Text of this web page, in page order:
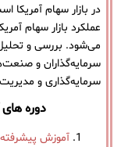
در بازار سهام
عملکرد بازار سهام
می‌شود. بررسی و
سرمایه‌گذاران و
سرمایه‌گذاری و
دوره
آموزش